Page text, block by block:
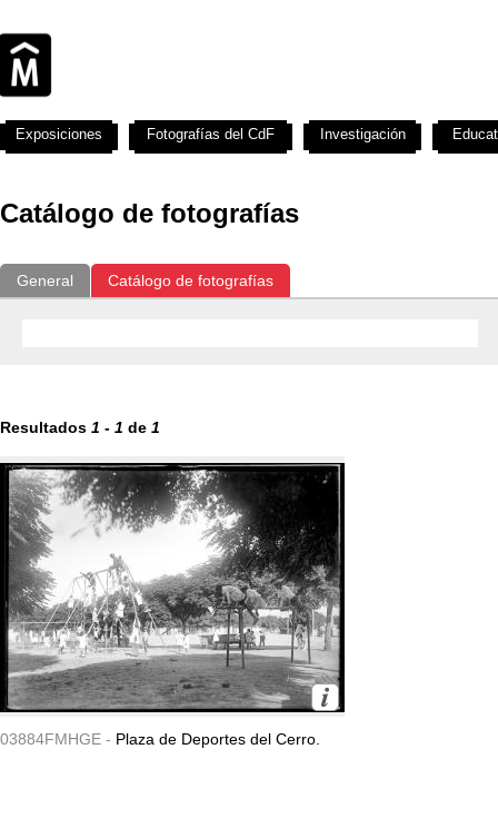
Catálogo de fotografías
General Catálogo de fotografías
Resultados 1 - 1 de 1
03884FMHGE - Plaza de Deportes del Cerro.
Exposiciones Fotografías del CdF Investigación